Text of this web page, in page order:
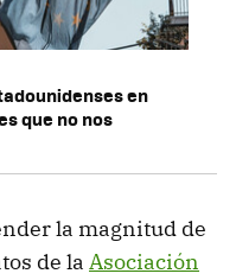
en
que no nos
la magnitud de
de la Asociación